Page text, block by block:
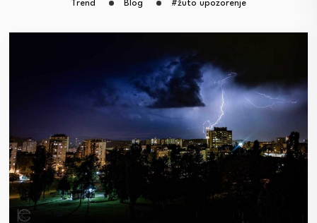
Trend Blog #žuto upozorenje